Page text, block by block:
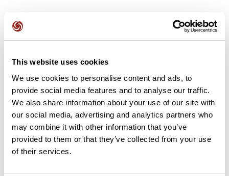
This website uses cookies
We use cookies to personalise content and ads, to
provide social media features and to analyse our traffic.
We also share information about your use of our site with
our social media, advertising and analytics partners who
may combine it with other information that you’ve
provided to them or that they’ve collected from your use
of their services.
Ajouter un avis
Découvrez ce parcours de vélo de 66,7 km à proximité de Albi.